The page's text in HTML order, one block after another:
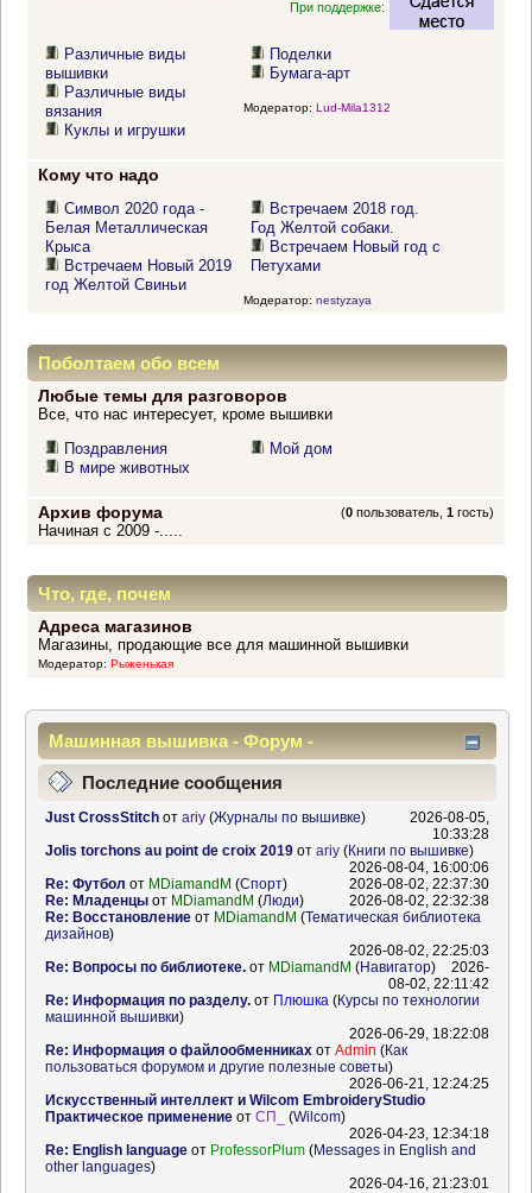
При поддержке:
Различные виды
вышивки
Различные виды
вязания
Куклы и игрушки
Поделки
Бумага-арт
Модератор: Lud-Mila1312
Кому что надо
Символ 2020 года -
Белая Металлическая
Крыса
Встречаем Новый 2019
год Желтой Свиньи
Встречаем 2018 год.
Год Желтой собаки.
Встречаем Новый год с
Петухами
Модератор: nestyzaya
Поболтаем обо всем
Любые темы для разговоров
Все, что нас интересует, кроме вышивки
Поздравления
В мире животных
Мой дом
Архив форума (0 пользователь,1 гость)
Начиная с 2009 -.....
Что, где, почем
Адреса магазинов
Магазины, продающие все для машинной вышивки
Модератор: Рыженькая
Машинная вышивка - Форум -
Информационный центр
Последние сообщения
Just CrossStitchот ariy(Журналы по вышивке)
2026-08-05,
10:33:28
Jolis torchons au point de croix 2019от ariy(Книги по вышивке)
2026-08-04, 16:00:06
Re: Футбол от MDiamandM (Спорт)
2026-08-02, 22:37:30
Re: Младенцыот MDiamandM (Люди)
2026-08-02, 22:32:38
Re: Восстановлениеот MDiamandM (Тематическая библиотека
дизайнов)
2026-08-02, 22:25:03
Re: Вопросы по библиотеке.от MDiamandM (Навигатор)
2026-
08-02, 22:11:42
Re: Информация по разделу.от Плюшка (Курсы по технологии
машинной вышивки)
2026-06-29, 18:22:08
Re: Информация о файлообменникахот Admin (Как
пользоваться форумом и другие полезные советы)
2026-06-21, 12:24:25
Искусственный интеллект и Wilcom EmbroideryStudio
Практическое применениеот СП_ (Wilcom)
2026-04-23, 12:34:18
Re: English languageот ProfessorPlum(Messages in English and
other languages)
2026-04-16, 21:23:01